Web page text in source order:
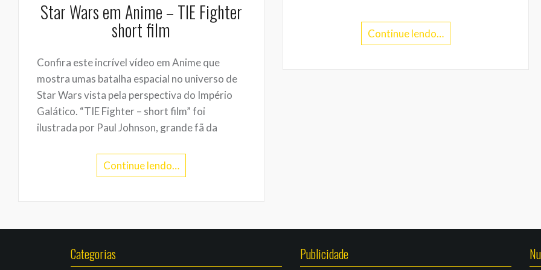
Star Wars em Anime – TIE Fighter
short film
Confira este incrível vídeo em Anime que
mostra umas batalha espacial no universo de
Star Wars vista pela perspectiva do Império
Galático. “TIE Fighter – short film” foi
ilustrada por Paul Johnson, grande fã da
Continue lendo…
Continue lendo…
Categorias Publicidade